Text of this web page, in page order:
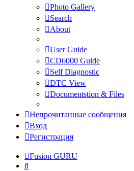
Photo Gallery
Search
About
User Guide
CD6000 Guide
Self Diagnostic
DTC View
Documentstion & Files
Непрочитанные сообщения
Вход
Регистрация
Fusion GURU
Поиск